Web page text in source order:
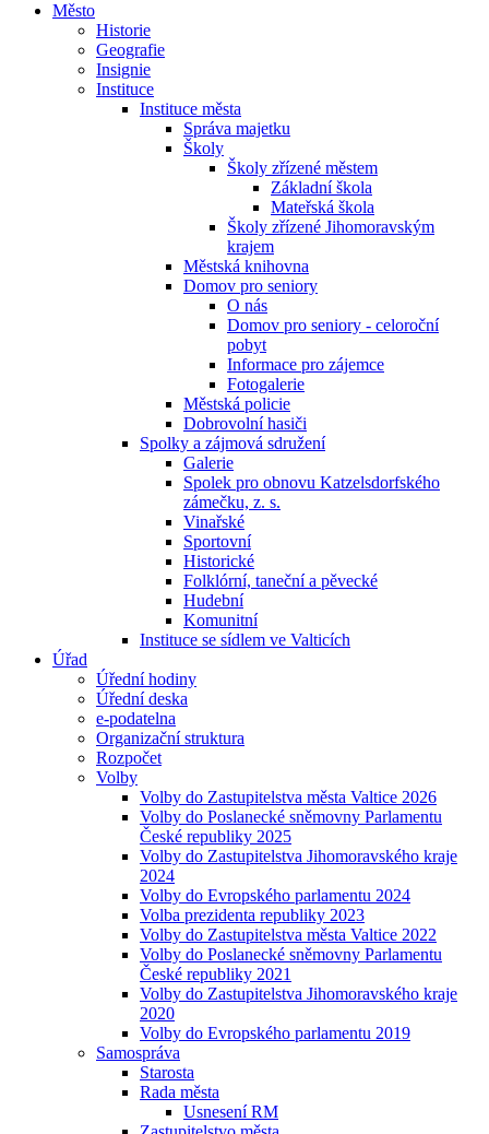
Město
Historie
Geografie
Insignie
Instituce
Instituce města
Správa majetku
Školy
Školy zřízené městem
Základní škola
Mateřská škola
Školy zřízené Jihomoravským
krajem
Městská knihovna
Domov pro seniory
O nás
Domov pro seniory - celoroční
pobyt
Informace pro zájemce
Fotogalerie
Městská policie
Dobrovolní hasiči
Spolky a zájmová sdružení
Galerie
Spolek pro obnovu Katzelsdorfského
zámečku, z. s.
Vinařské
Sportovní
Historické
Folklórní, taneční a pěvecké
Hudební
Komunitní
Instituce se sídlem ve Valticích
Úřad
Úřední hodiny
Úřední deska
e-podatelna
Organizační struktura
Rozpočet
Volby
Volby do Zastupitelstva města Valtice 2026
Volby do Poslanecké sněmovny Parlamentu
České republiky 2025
Volby do Zastupitelstva Jihomoravského kraje
2024
Volby do Evropského parlamentu 2024
Volba prezidenta republiky 2023
Volby do Zastupitelstva města Valtice 2022
Volby do Poslanecké sněmovny Parlamentu
České republiky 2021
Volby do Zastupitelstva Jihomoravského kraje
2020
Volby do Evropského parlamentu 2019
Samospráva
Starosta
Rada města
Usnesení RM